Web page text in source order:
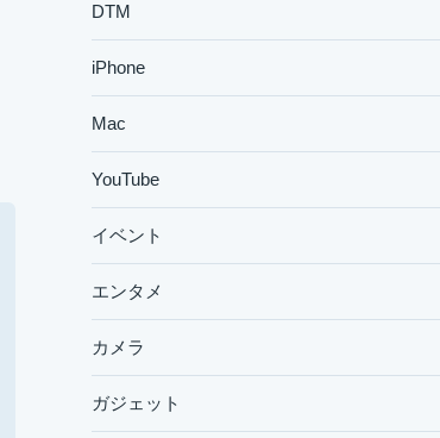
DTM
iPhone
Mac
YouTube
イベント
エンタメ
カメラ
ガジェット